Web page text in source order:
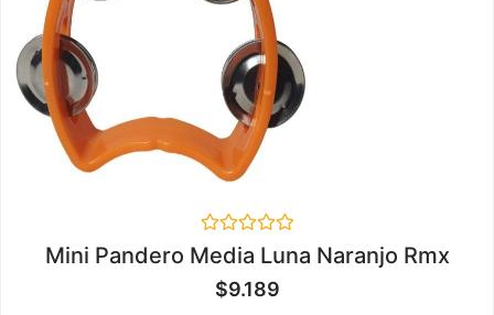
Valorado
en
de
Mini Pandero Media Luna Naranjo Rmx
$9.189